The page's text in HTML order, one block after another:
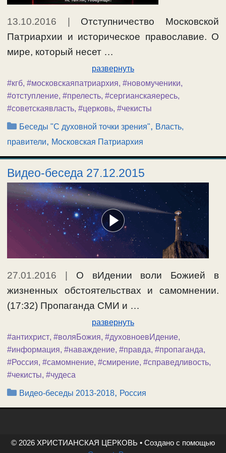
13.10.2016 | Отступничество Московской
Патриархии и историческое православие. О
мире, который несет …
развернуть
#кгб, #московскаяпатриархия, #новомученики,
#отступление, #прелесть, #сергианскаяересь,
#советскаявласть, #церковь, #чекисты
Рубрики
Беседы "С духовной точки зрения", Власть,
правители, Московская Патриархия
Видео-беседа 27.12.2015
27.01.2016
О вИдении воли Божией в
жизненных обстоятельствах и самомнении.
(17:32) Пропаганда СМИ и …
развернуть
#антихрист, #воляБожия, #духовноевИдение,
#информация, #наваждение, #правда, #пропаганда,
#Россия, #самомнение, #смирение, #справедливость,
#чекисты, #чудеса
Рубрики
Видео-беседы 2013-2018, Россия
© 2026 ХРИСТИАНСКАЯ ЦЕРКОВЬ • Создано с помощью